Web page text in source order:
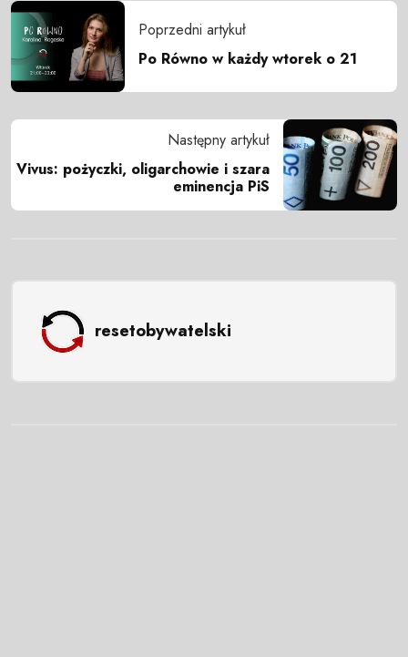
Poprzedni artykuł
Po Równo w każdy wtorek o 21
Następny artykuł
Vivus: pożyczki, oligarchowie i szara
eminencja PiS
resetobywatelski